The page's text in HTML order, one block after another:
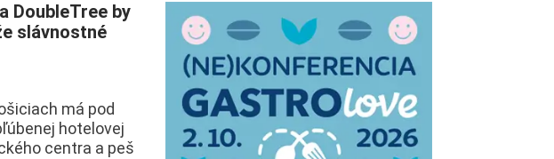
DoubleTree by
slávnostné
má pod
hotelovej
centra a peš